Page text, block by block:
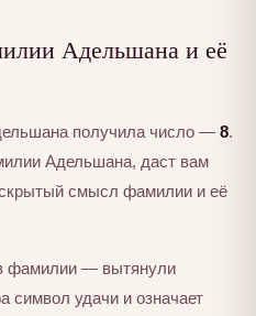
Адельшана и её
получила число — 8.
Адельшана, даст вам
смысл фамилии и её
фамилии — вытянули
символ удачи и означает